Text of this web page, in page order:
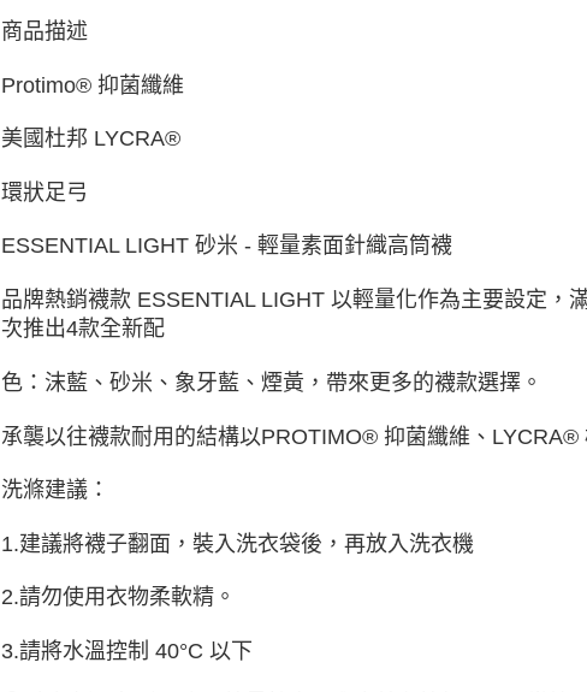
商品描述
Protimo® 抑菌纖維
美國杜邦 LYCRA®
環狀足弓
ESSENTIAL LIGHT 砂米 - 輕量素面針織高筒襪
品牌熱銷襪款 ESSENTIAL LIGHT 以輕量化作為主要設定，
次推出4款全新配
色：沫藍、砂米、象牙藍、煙黃，帶來更多的襪款選擇。
承襲以往襪款耐用的結構以PROTIMO® 抑菌纖維、
洗滌建議：
1.建議將襪子翻面，裝入洗衣袋後，再放入洗衣機
2.請勿使用衣物柔軟精。
3.請將水溫控制 40°C 以下